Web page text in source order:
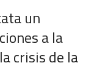
un
a la
crisis de la